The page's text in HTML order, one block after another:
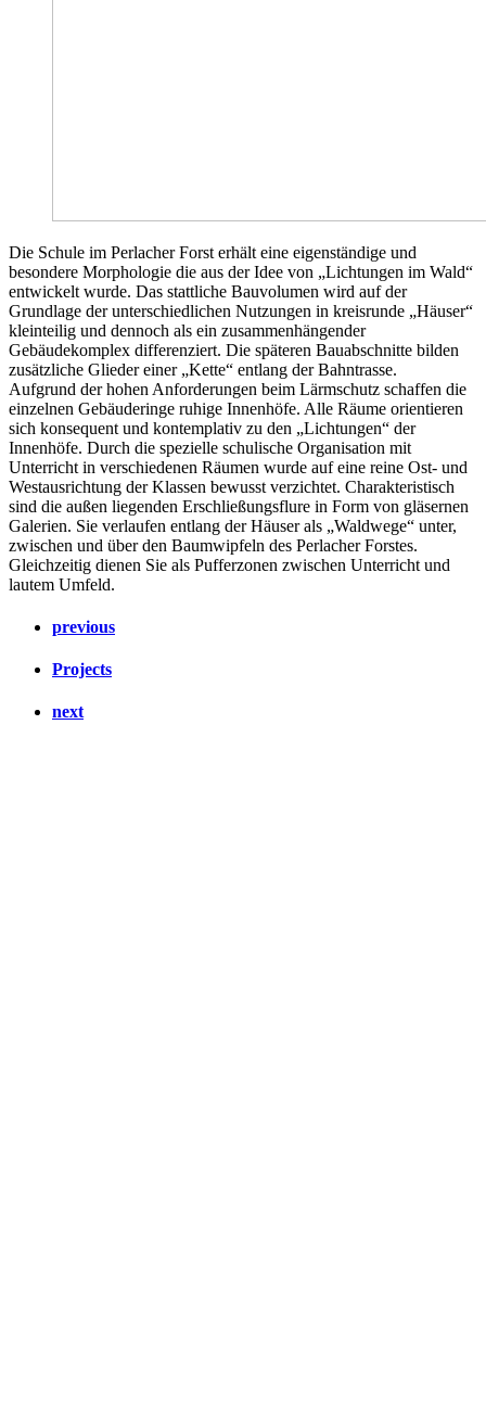
Die Schule im Perlacher Forst erhält eine eigenständige und
besondere Morphologie die aus der Idee von „Lichtungen im Wald“
entwickelt wurde. Das stattliche Bauvolumen wird auf der
Grundlage der unterschiedlichen Nutzungen in kreisrunde „Häuser“
kleinteilig und dennoch als ein zusammenhängender
Gebäudekomplex differenziert. Die späteren Bauabschnitte bilden
zusätzliche Glieder einer „Kette“ entlang der Bahntrasse.
Aufgrund der hohen Anforderungen beim Lärmschutz schaffen die
einzelnen Gebäuderinge ruhige Innenhöfe. Alle Räume orientieren
sich konsequent und kontemplativ zu den „Lichtungen“ der
Innenhöfe. Durch die spezielle schulische Organisation mit
Unterricht in verschiedenen Räumen wurde auf eine reine Ost- und
Westausrichtung der Klassen bewusst verzichtet. Charakteristisch
sind die außen liegenden Erschließungsflure in Form von gläsernen
Galerien. Sie verlaufen entlang der Häuser als „Waldwege“ unter,
zwischen und über den Baumwipfeln des Perlacher Forstes.
Gleichzeitig dienen Sie als Pufferzonen zwischen Unterricht und
lautem Umfeld.
previous
Projects
next